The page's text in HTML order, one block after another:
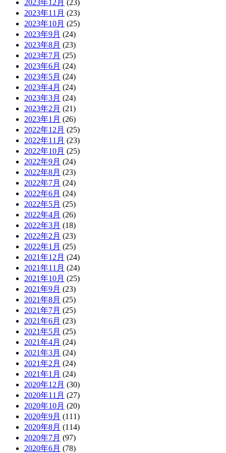
2023年12月 (23)
2023年11月 (23)
2023年10月 (25)
2023年9月 (24)
2023年8月 (23)
2023年7月 (25)
2023年6月 (24)
2023年5月 (24)
2023年4月 (24)
2023年3月 (24)
2023年2月 (21)
2023年1月 (26)
2022年12月 (25)
2022年11月 (23)
2022年10月 (25)
2022年9月 (24)
2022年8月 (23)
2022年7月 (24)
2022年6月 (24)
2022年5月 (25)
2022年4月 (26)
2022年3月 (18)
2022年2月 (23)
2022年1月 (25)
2021年12月 (24)
2021年11月 (24)
2021年10月 (25)
2021年9月 (23)
2021年8月 (25)
2021年7月 (25)
2021年6月 (23)
2021年5月 (25)
2021年4月 (24)
2021年3月 (24)
2021年2月 (24)
2021年1月 (24)
2020年12月 (30)
2020年11月 (27)
2020年10月 (20)
2020年9月 (111)
2020年8月 (114)
2020年7月 (97)
2020年6月 (78)